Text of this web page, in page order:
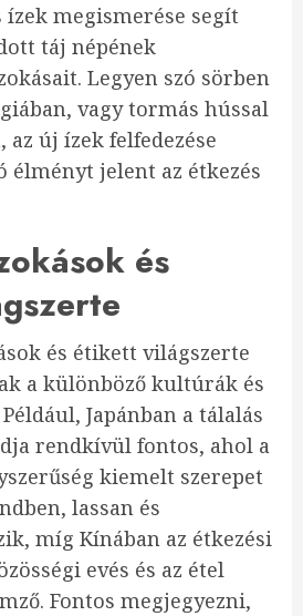
megismerése segít
táj népének
Legyen szó sörben
vagy tormás hússal
az új ízek felfedezése
élményt jelent az étkezés
és
és étikett világszerte
a különböző kultúrák és
Japánban a tálalás
rendkívül fontos, ahol a
kiemelt szerepet
lassan és
míg Kínában az étkezési
evés és az étel
Fontos megjegyezni,